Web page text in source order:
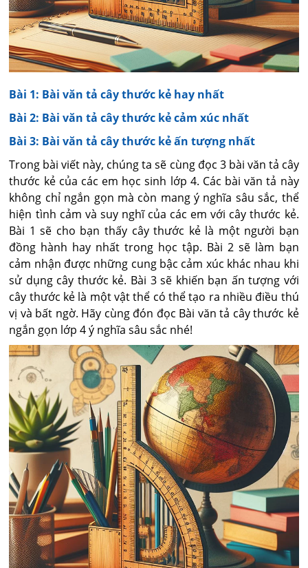
Bài 1: Bài văn tả cây thước kẻ hay nhất
Bài 2: Bài văn tả cây thước kẻ cảm xúc nhất
Bài 3: Bài văn tả cây thước kẻ ấn tượng nhất
Trong bài viết này, chúng ta sẽ cùng đọc 3 bài văn tả cây
thước kẻ của các em học sinh lớp 4. Các bài văn tả này
không chỉ ngắn gọn mà còn mang ý nghĩa sâu sắc, thể
hiện tình cảm và suy nghĩ của các em với cây thước kẻ.
Bài 1 sẽ cho bạn thấy cây thước kẻ là một người bạn
đồng hành hay nhất trong học tập. Bài 2 sẽ làm bạn
cảm nhận được những cung bậc cảm xúc khác nhau khi
sử dụng cây thước kẻ. Bài 3 sẽ khiến bạn ấn tượng với
cây thước kẻ là một vật thể có thể tạo ra nhiều điều thú
vị và bất ngờ. Hãy cùng đón đọc Bài văn tả cây thước kẻ
ngắn gọn lớp 4 ý nghĩa sâu sắc nhé!